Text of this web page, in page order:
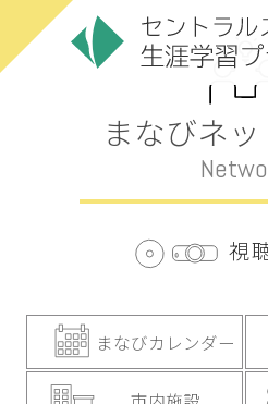
まなびネ
視
まなびカレンダー